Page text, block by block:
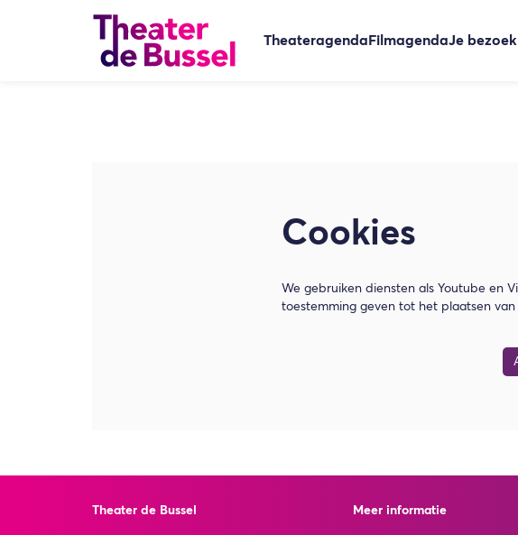
TheateragendaFilmagendaJe bezoek
Cookies
We gebruiken diensten als Youtube en
toestemming geven tot het plaatsen van
Theater de Bussel Meer informatie